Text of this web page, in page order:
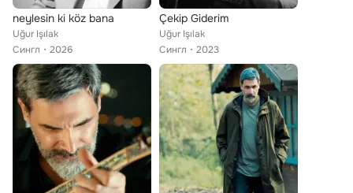
neylesin ki köz bana
Uğur Işılak
Сингл
2026
Çekip Giderim
Uğur Işılak
Сингл
2023